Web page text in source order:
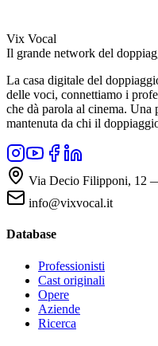
Vix Vocal
Il grande network del
La casa digitale del
delle voci, connettiamo i
che dà parola al cinema. Una
mantenuta da chi il
Via Decio Filipponi, 12
info@vixvocal.it
Database
Professionisti
Cast originali
Opere
Aziende
Ricerca